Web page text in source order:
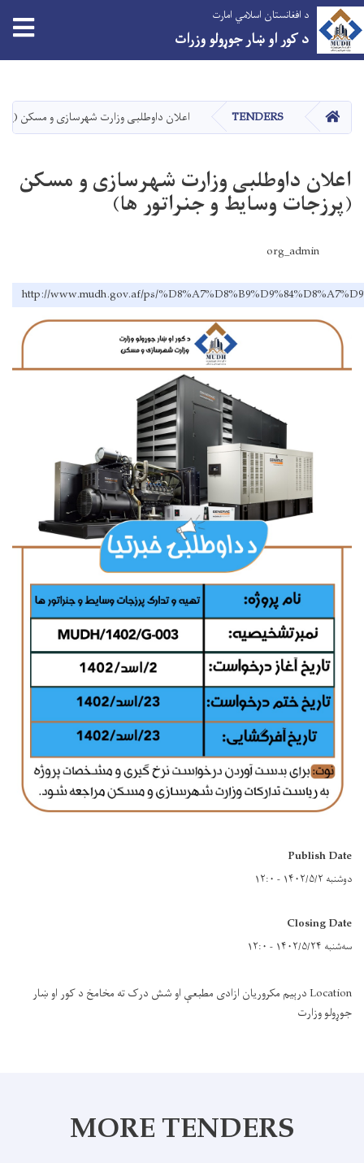
دانګل
د افغانستان اسلامي امارت
د کور او ښار جوړولو وزرات
کور TENDERS اعلان داوطلبی وزارت شهرسازی و مسکن
اعلان داوطلبی وزارت شهرسازی و مسکن
(پرزجات وسایط و جنراتور ها)
org_admin
http://www.mudh.gov.af/ps/
Publish Date
دوشنبه ۱۴۰۲/۵/۲ - ۱۲:۰
Closing Date
سه‌شنبه ۱۴۰۲/۵/۲۴ - ۱۲:۰
Location درېیم مکروریان ازادی مطبعې او شش درک ته مخامخ د کور او ښار
جوړولو وزارت
MORE TENDERS